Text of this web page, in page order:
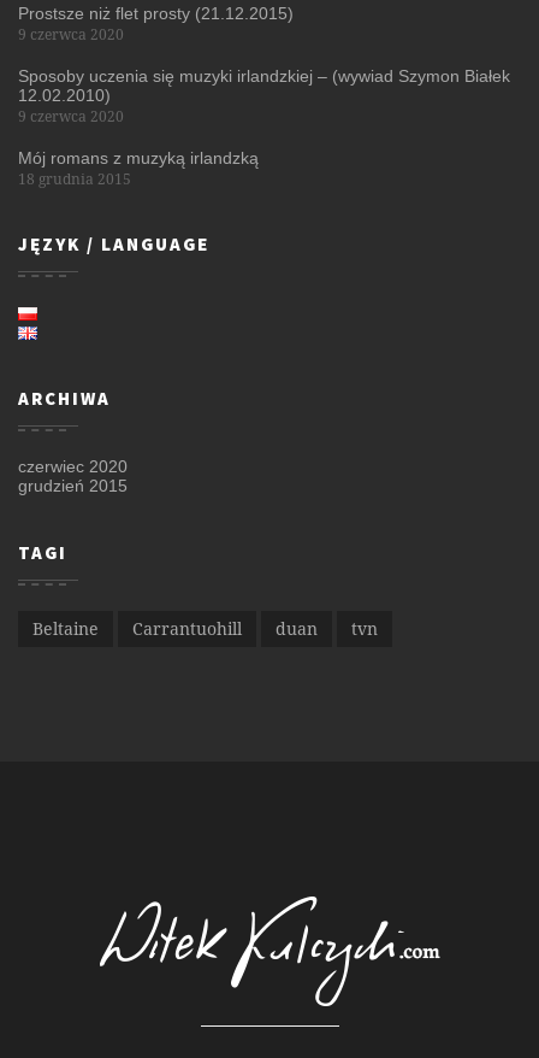
Prostsze niż flet prosty (21.12.2015)
9 czerwca 2020
Sposoby uczenia się muzyki irlandzkiej – (wywiad Szymon Białek
12.02.2010)
9 czerwca 2020
Mój romans z muzyką irlandzką
18 grudnia 2015
JĘZYK / LANGUAGE
ARCHIWA
czerwiec 2020
grudzień 2015
TAGI
Beltaine Carrantuohill duan tvn